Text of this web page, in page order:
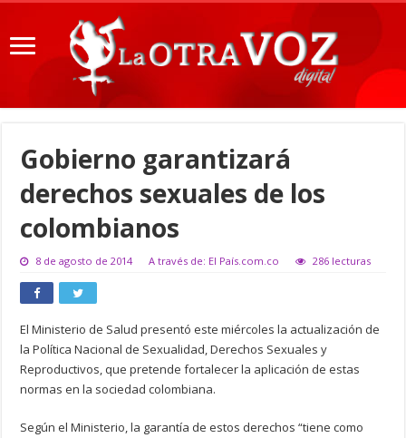
Gobierno garantizará
derechos sexuales de los
colombianos
8 de agosto de 2014 A través de: El País.com.co 286 lecturas
El Ministerio de Salud presentó este miércoles la actualización de
la Política Nacional de Sexualidad, Derechos Sexuales y
Reproductivos, que pretende fortalecer la aplicación de estas
normas en la sociedad colombiana.
Según el Ministerio, la garantía de estos derechos “tiene como